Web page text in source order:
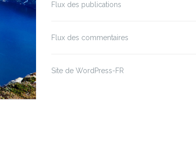
Flux des publications
Flux des commentaires
Site de WordPress-FR